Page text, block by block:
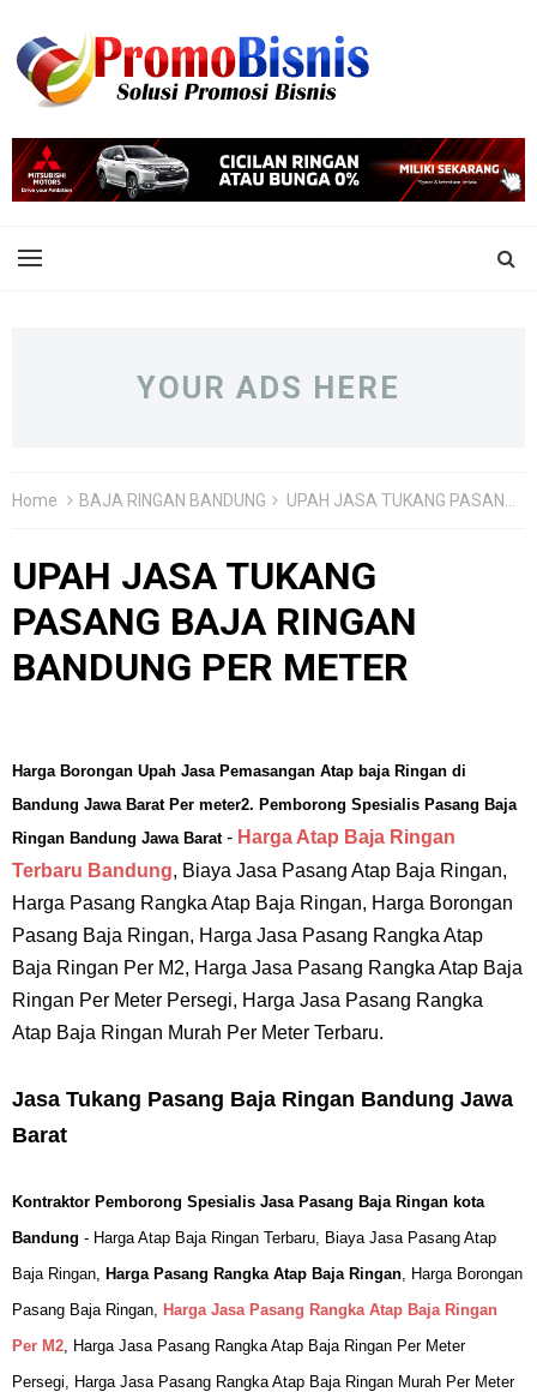
YOUR ADS HERE
Home BAJA RINGAN BANDUNG UPAH JASA TUKANG PASANG BAJA RINGAN BANDUNG PER METER
UPAH JASA TUKANG
PASANG BAJA RINGAN
BANDUNG PER METER
Harga Borongan Upah Jasa Pemasangan Atap baja Ringan di
Bandung Jawa Barat Per meter2. Pemborong Spesialis Pasang Baja
Ringan Bandung Jawa Barat - Harga Atap Baja Ringan
Terbaru Bandung, Biaya Jasa Pasang Atap Baja Ringan,
Harga Pasang Rangka Atap Baja Ringan, Harga Borongan
Pasang Baja Ringan, Harga Jasa Pasang Rangka Atap
Baja Ringan Per M2, Harga Jasa Pasang Rangka Atap Baja
Ringan Per Meter Persegi, Harga Jasa Pasang Rangka
Atap Baja Ringan Murah Per Meter Terbaru.
Jasa Tukang Pasang Baja Ringan Bandung Jawa
Barat
Kontraktor Pemborong Spesialis Jasa Pasang Baja Ringan kota
Bandung - Harga Atap Baja Ringan Terbaru, Biaya Jasa Pasang Atap
Baja Ringan,
Harga Pasang Rangka Atap Baja Ringan , Harga Borongan
Pasang Baja Ringan,
Harga Jasa Pasang Rangka Atap Baja Ringan
Per M2 , Harga Jasa Pasang Rangka Atap Baja Ringan Per Meter
Persegi, Harga Jasa Pasang Rangka Atap Baja Ringan Murah Per Meter